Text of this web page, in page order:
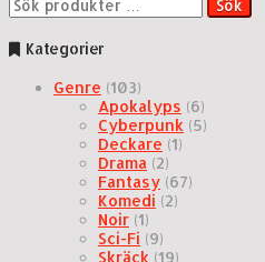
efter:
Sök
Kategorier
Genre (103)
Apokalyps (6)
Cyberpunk (5)
Deckare (1)
Drama (2)
Fantasy (67)
Komedi (2)
Noir (1)
Sci-Fi (9)
Skräck (19)